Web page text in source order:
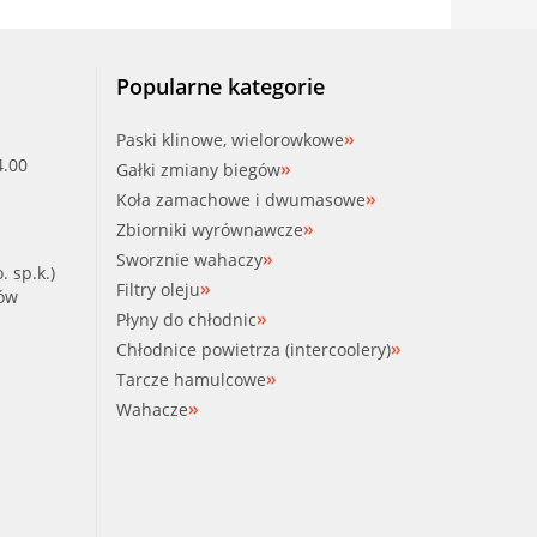
sp.k.)
Popularne kategorie
Paski klinowe, wielorowkowe
Gałki zmiany biegów
Koła zamachowe i dwumasowe
Zbiorniki wyrównawcze
Sworznie wahaczy
Filtry oleju
Płyny do chłodnic
Chłodnice powietrza (intercoolery)
Tarcze hamulcowe
Wahacze